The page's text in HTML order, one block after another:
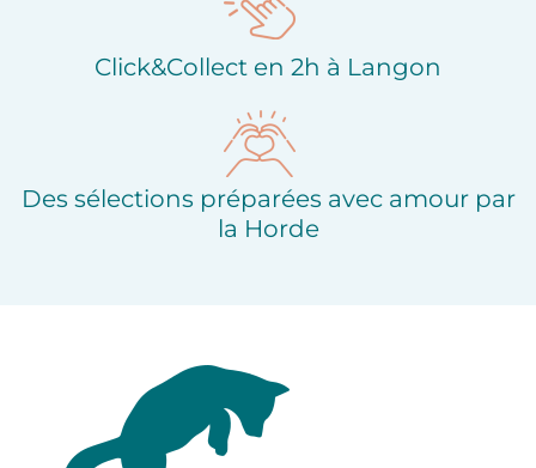
Click&Collect en 2h à Langon
Des sélections préparées avec amour par
la Horde